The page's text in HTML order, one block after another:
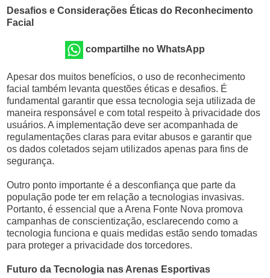
Desafios e Considerações Éticas do Reconhecimento
Facial
compartilhe no WhatsApp
Apesar dos muitos benefícios, o uso de reconhecimento
facial também levanta questões éticas e desafios. É
fundamental garantir que essa tecnologia seja utilizada de
maneira responsável e com total respeito à privacidade dos
usuários. A implementação deve ser acompanhada de
regulamentações claras para evitar abusos e garantir que
os dados coletados sejam utilizados apenas para fins de
segurança.
Outro ponto importante é a desconfiança que parte da
população pode ter em relação a tecnologias invasivas.
Portanto, é essencial que a Arena Fonte Nova promova
campanhas de conscientização, esclarecendo como a
tecnologia funciona e quais medidas estão sendo tomadas
para proteger a privacidade dos torcedores.
Futuro da Tecnologia nas Arenas Esportivas